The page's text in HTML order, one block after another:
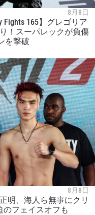
8月8日
Fights 165】グレゴリア
！スーパレックが負傷
を撃破
8月8日
正明、海人ら無事にクリ
のフェイスオフも